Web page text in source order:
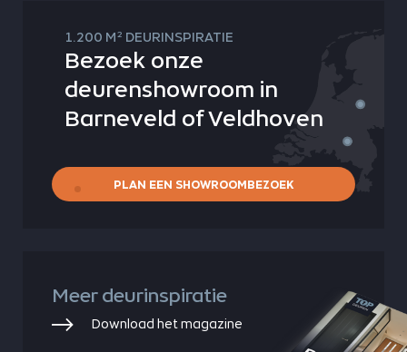
Meer deurinspiratie
Download het magazine
1.200 M2 DEURINSPIRATIE
Bezoek onze
deurenshowroom in
Barneveld of Veldhoven
PLAN EEN SHOWROOMBEZOEK